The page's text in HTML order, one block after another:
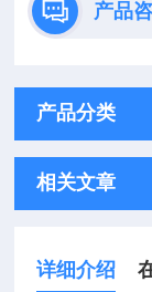
产品
产品分类
相关文章
详细介绍